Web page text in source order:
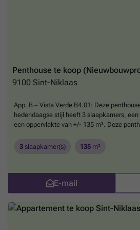
Penthouse te koop
9100 Sint-Niklaas
App. B – Vista Verde B4.01: Deze
hedendaagse stijl heeft 3 slaapkamers,
een oppervlakte van +/- 135 m². Deze
woonbuurt Terneuzenwegel is gelegen aan
voorzieningen van de
aanbod aan verschillende
eigen tuin of zoek je eerder een
keuze is aan jou. De huizen en
toekomst!Deze fase is uitgerust met een
geothermie waarmee energie op een
3 slaapkamer(s) 135 m²
E-mail